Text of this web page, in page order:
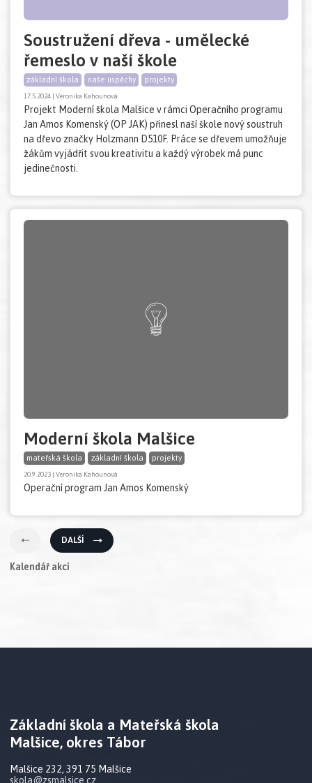
Soustružení dřeva - umělecké
řemeslo v naší škole
základní škola naše úspěchy projekty
17.5.2024 | Veronika Kahounová
Projekt Moderní škola Malšice v rámci Operačního programu
Jan Amos Komenský (OP JAK) přinesl naší škole nový soustruh
na dřevo značky Holzmann D510F. Práce se dřevem umožňuje
žákům vyjádřit svou kreativitu a každý výrobek má punc
jedinečnosti.
Moderní škola Malšice
mateřská škola základní škola projekty
20.9.2023 | Veronika Kahounová
Operační program Jan Amos Komenský
DALŠÍ
Kalendář akcí
Základní škola a Mateřská škola
Malšice, okres Tábor
Malšice 232, 391 75 Malšice
skola@zsmalsice.cz